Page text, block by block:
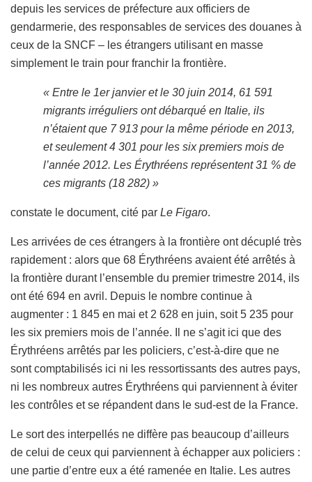
depuis les services de préfecture aux officiers de
gendarmerie, des responsables de services des douanes à
ceux de la SNCF – les étrangers utilisant en masse
simplement le train pour franchir la frontière.
« Entre le 1er janvier et le 30 juin 2014, 61 591
migrants irréguliers ont débarqué en Italie, ils
n’étaient que 7 913 pour la même période en 2013,
et seulement 4 301 pour les six premiers mois de
l’année 2012. Les Érythréens représentent 31 % de
ces migrants (18 282) »
constate le document, cité par Le Figaro.
Les arrivées de ces étrangers à la frontière ont décuplé très
rapidement : alors que 68 Érythréens avaient été arrêtés à
la frontière durant l’ensemble du premier trimestre 2014, ils
ont été 694 en avril. Depuis le nombre continue à
augmenter : 1 845 en mai et 2 628 en juin, soit 5 235 pour
les six premiers mois de l’année. Il ne s’agit ici que des
Érythréens arrêtés par les policiers, c’est-à-dire que ne
sont comptabilisés ici ni les ressortissants des autres pays,
ni les nombreux autres Érythréens qui parviennent à éviter
les contrôles et se répandent dans le sud-est de la France.
Le sort des interpellés ne diffère pas beaucoup d’ailleurs
de celui de ceux qui parviennent à échapper aux policiers :
une partie d’entre eux a été ramenée en Italie. Les autres